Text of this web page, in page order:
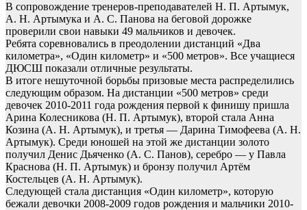
В сопровождение тренеров-преподавателей Н. П. Артымук,
А. Н. Артымука и А. С. Панова на беговой дорожке
проверили свои навыки 49 мальчиков и девочек.
Ребята соревновались в преодолении дистанций «Два
километра», «Один километр» и «500 метров». Все учащиеся
ДЮСШ показали отличные результаты.
В итоге нешуточной борьбы призовые места распределились
следующим образом. На дистанции «500 метров» среди
девочек 2010-2011 года рождения первой к финишу пришла
Арина Колесникова (Н. П. Артымук), второй стала Анна
Козина (А. Н. Артымук), и третья — Дарина Тимофеева (А. Н.
Артымук). Среди юношей на этой же дистанции золото
получил Денис Дьяченко (А. С. Панов), серебро — у Павла
Краснова (Н. П. Артымук) и бронзу получил Артём
Костельцев (А. Н. Артымук).
Следующей стала дистанция «Один километр», которую
бежали девочки 2008-2009 годов рождения и мальчики 2010-